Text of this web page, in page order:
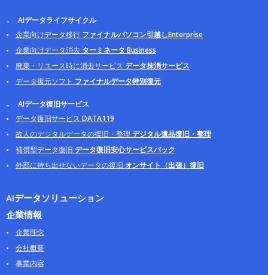
AIデータライフサイクル
企業向けデータ移行 ファイナルパソコン引越しEnterprise
企業向けデータ消去 ターミネータ Business
廃棄・リユース時に消去サービス データ抹消サービス
データ復元ソフト ファイナルデータ特別復元
AIデータ復旧サービス
データ復旧サービス DATA119
故人のデジタルデータの復旧・整理デジタル遺品復旧・整理
補償型データ復旧 データ復旧安心サービスパック
外部に持ち出せないデータの復旧 オンサイト（出張）復旧
AIデータソリューション
企業情報
企業理念
会社概要
事業内容